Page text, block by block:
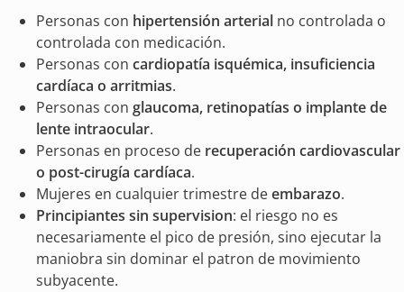
Personas con hipertensión arterial no controlada o
controlada con medicación.
Personas con cardiopatía isquémica, insuficiencia
cardíaca o arritmias.
Personas con glaucoma, retinopatías o implante de
lente intraocular.
Personas en proceso de recuperación cardiovascular
o post-cirugía cardíaca.
Mujeres en cualquier trimestre deembarazo.
Principiantes sin supervision: el riesgo no es
necesariamente el pico de presión, sino ejecutar la
maniobra sin dominar el patron de movimiento
subyacente.